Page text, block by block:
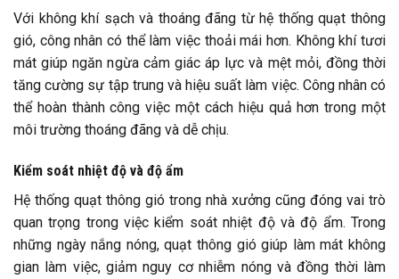
Với không khí sạch và thoáng đãng từ hệ thống quạt thông
gió, công nhân có thể làm việc thoải mái hơn. Không khí tươi
mát giúp ngăn ngừa cảm giác áp lực và mệt mỏi, đồng thời
tăng cường sự tập trung và hiệu suất làm việc. Công nhân có
thể hoàn thành công việc một cách hiệu quả hơn trong một
môi trường thoáng đãng và dễ chịu.
Kiểm soát nhiệt độ và độ ẩm
Hệ thống quạt thông gió trong nhà xưởng cũng đóng vai trò
quan trọng trong việc kiểm soát nhiệt độ và độ ẩm. Trong
những ngày nắng nóng, quạt thông gió giúp làm mát không
gian làm việc, giảm nguy cơ nhiễm nóng và đồng thời làm